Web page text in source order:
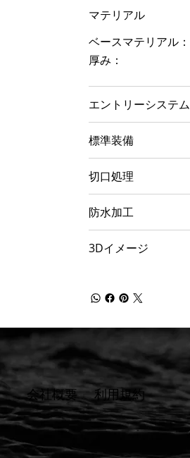
マテリアル
ベースマテリアル：
厚み：
エントリーシステム
標準装備
切口処理
防水加工
3Dイメージ
​会社概要 ​利用規約